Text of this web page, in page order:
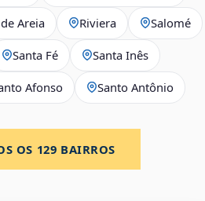
Areia Riviera Salomé
Santa Fé Santa Inês
Afonso Santo Antônio
OS 129 BAIRROS